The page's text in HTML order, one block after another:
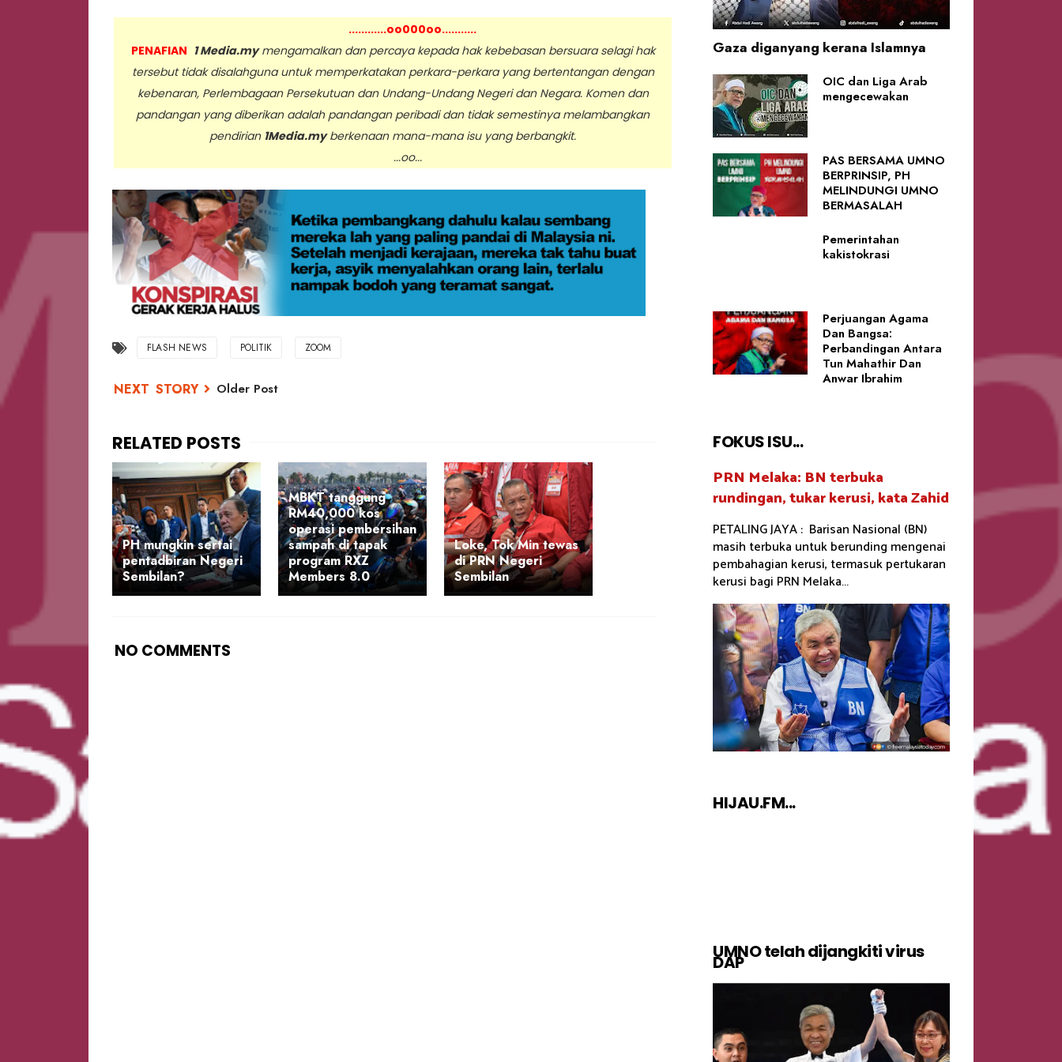
............oo000oo...........
PENAFIAN 1 Media.mymengamalkan dan percaya kepada hak kebebasan bersuara selagi hak
tersebut tidak disalahguna untuk memperkatakan perkara-perkara yang bertentangan dengan
kebenaran, Perlembagaan Persekutuan dan Undang-Undang Negeri dan Negara. Komen dan
pandangan yang diberikan adalah pandangan peribadi dan tidak semestinya melambangkan
pendirian 1Media.myberkenaan mana-mana isu yang berbangkit.
...oo...
FLASH NEWS POLITIK ZOOM
Older Post
PH mungkin sertai
pentadbiran Negeri
Sembilan?
MBKT tanggung
RM40,000 kos
operasi pembersihan
sampah di tapak
program RXZ
Members 8.0
Loke, Tok Min tewas
di PRN Negeri
Sembilan
NO COMMENTS
Gaza diganyang kerana Islamnya
OIC dan Liga Arab
mengecewakan
PAS BERSAMA UMNO
BERPRINSIP, PH
MELINDUNGI UMNO
BERMASALAH
Pemerintahan
kakistokrasi
Perjuangan Agama
Dan Bangsa:
Perbandingan Antara
Tun Mahathir Dan
Anwar Ibrahim
FOKUS ISU...
PRN Melaka: BN terbuka
rundingan, tukar kerusi, kata Zahid
PETALING JAYA : Barisan Nasional (BN)
masih terbuka untuk berunding mengenai
pembahagian kerusi, termasuk pertukaran
kerusi bagi PRN Melaka...
HIJAU.FM...
UMNO telah dijangkiti virus
DAP